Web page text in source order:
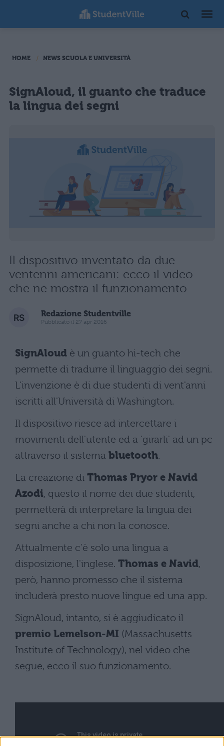
HOME NEWS SCUOLA E UNIVERSITÀ
SignAloud, il guanto che traduce
la lingua dei segni
Il dispositivo inventato da due
ventenni americani: ecco il video
che ne mostra il funzionamento
Redazione Studentville
Pubblicato il 27 apr 2016
SignAloud è un guanto hi-tech che
permette di tradurre il linguaggio dei segni.
L'invenzione è di due studenti di vent'anni
iscritti all'Università di Washington.
Il dispositivo riesce ad intercettare i
movimenti dell'utente ed a 'girarli' ad un pc
attraverso il sistema bluetooth.
La creazione di Thomas Pryor e Navid
Azodi, questo il nome dei due studenti,
permetterà di interpretare la lingua dei
segni anche a chi non la conosce.
Attualmente c'è solo una lingua a
disposizione, l'inglese. Thomas e Navid,
però, hanno promesso che il sistema
includerà presto nuove lingue ed una app.
SignAloud, intanto, si è aggiudicato il
premio Lemelson-MI (Massachusetts
Institute of Technology), nel video che
segue, ecco il suo funzionamento.